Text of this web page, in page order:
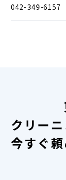
042-349-6157
クリー
今すぐ